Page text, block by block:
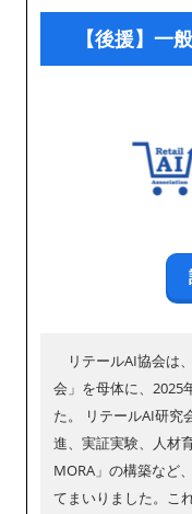
【後援】一
リテールAI協会は
会」を母体に、2025
た。 リテールAI研究
進、実証実験、人材
MORA」の構築など
てまいりました。こ